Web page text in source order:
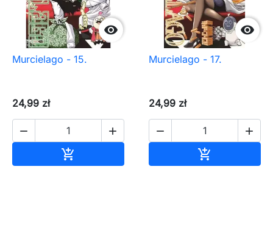

Murcielago - 15.
24,99 zł
 


Murcielago - 17.
24,99 zł
 
